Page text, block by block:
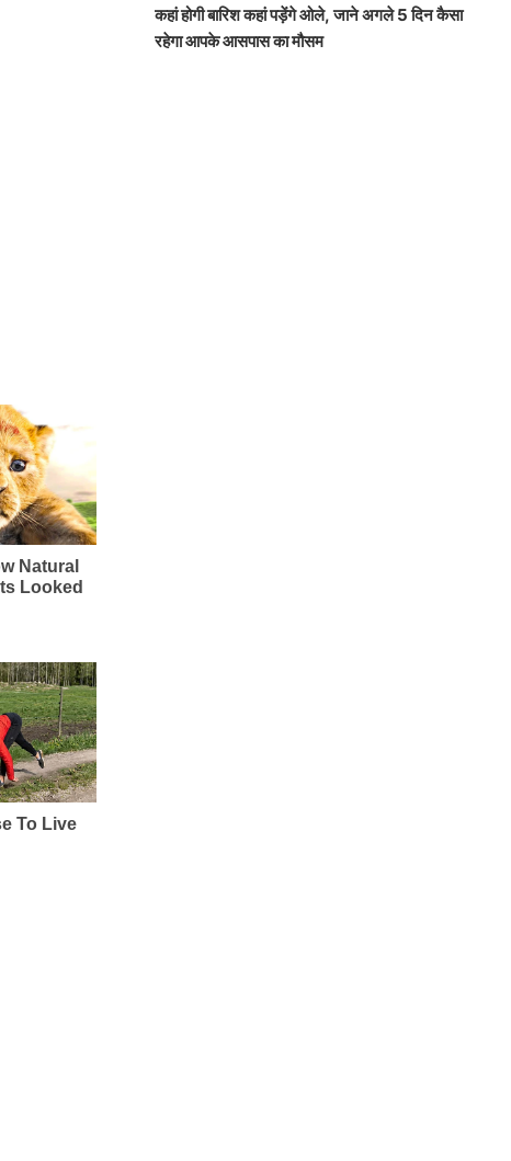
कहां होगी बारिश कहां पड़ेंगे ओले, जाने अगले 5 दिन कैसा
रहेगा आपके आसपास का मौसम